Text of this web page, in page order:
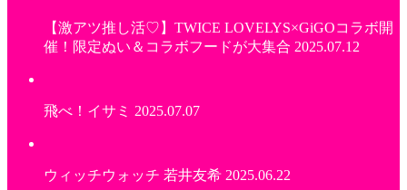
【激アツ推し活♡】TWICE LOVELYS×GiGOコラボ開
催！限定ぬい＆コラボフードが大集合 2025.07.12
飛べ！イサミ 2025.07.07
ウィッチウォッチ 若井友希 2025.06.22